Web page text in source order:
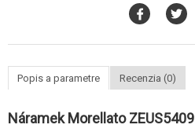
Popis a parametre Recenzia (0)
Náramek Morellato ZEUS5409